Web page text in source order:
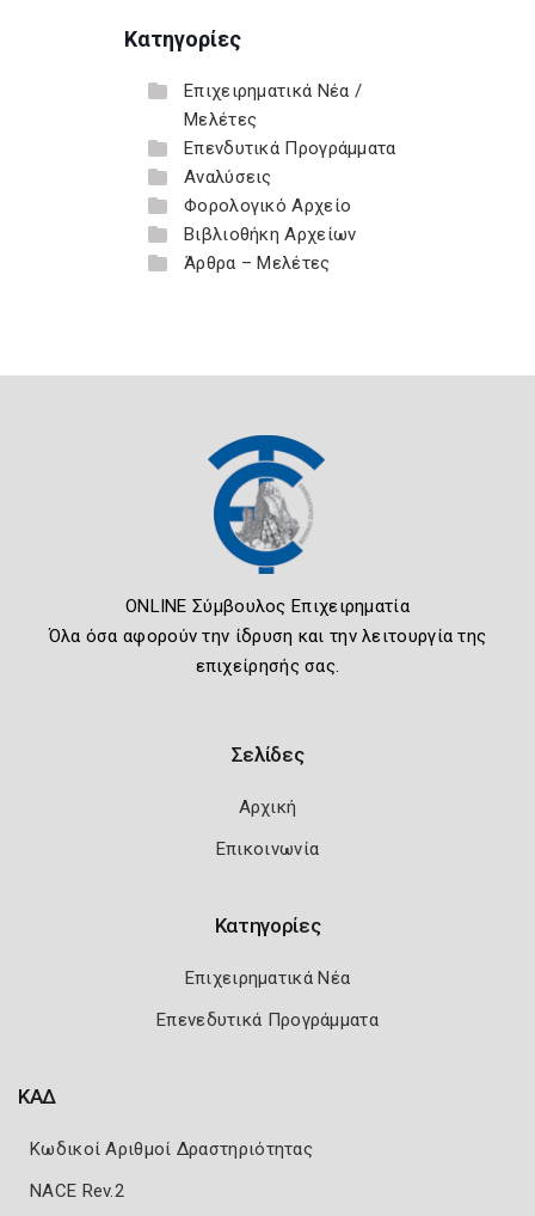
Κατηγορίες
Επιχειρηματικά Νέα /
Μελέτες
Επενδυτικά Προγράμματα
Αναλύσεις
Φορολογικό Αρχείο
Βιβλιοθήκη Αρχείων
Άρθρα – Μελέτες
ONLINE Σύμβουλος Επιχειρηματία
Όλα όσα αφορούν την ίδρυση και την λειτουργία της
επιχείρησής σας.
Σελίδες
Αρχική
Επικοινωνία
Κατηγορίες
Επιχειρηματικά Νέα
Επενεδυτικά Προγράμματα
ΚΑΔ
Κωδικοί Αριθμοί Δραστηριότητας
NACE Rev.2